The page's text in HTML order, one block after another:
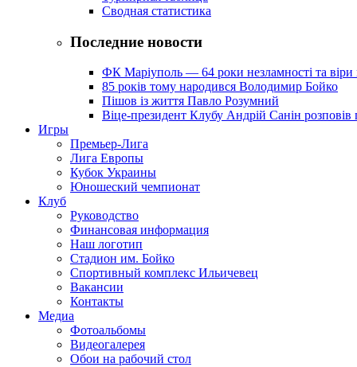
Сводная статистика
Последние новости
ФК Маріуполь — 64 роки незламності та віри
85 років тому народився Володимир Бойко
Пішов із життя Павло Розумний
Віце-президент Клубу Андрій Санін
Игры
Премьер-Лига
Лига Европы
Кубок Украины
Юношеский чемпионат
Клуб
Руководство
Финансовая информация
Наш логотип
Стадион им. Бойко
Спортивный комплекс Ильичевец
Вакансии
Контакты
Медиа
Фотоальбомы
Видеогалерея
Обои на рабочий стол